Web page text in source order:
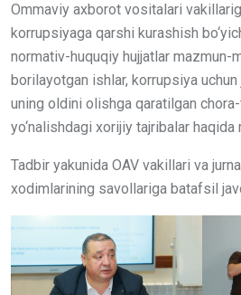
Ommaviy axborot vositalari
korrupsiyaga qarshi kurashish
normativ-huquqiy hujjatlar mazmun-
borilayotgan ishlar, korrupsiya
uning oldini olishga qaratilgan
yo‘nalishdagi xorijiy tajribalar haqida
Tadbir yakunida OAV vakillari va
xodimlarining savollariga batafsil